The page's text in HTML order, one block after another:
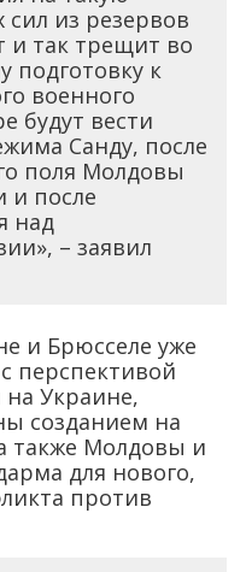
из резервов
и так трещит во
подготовку к
военного
будут вести
Санду, после
поля Молдовы
и после
над
– заявил
и Брюсселе уже
перспективой
на Украине,
созданием на
также Молдовы и
для нового,
против